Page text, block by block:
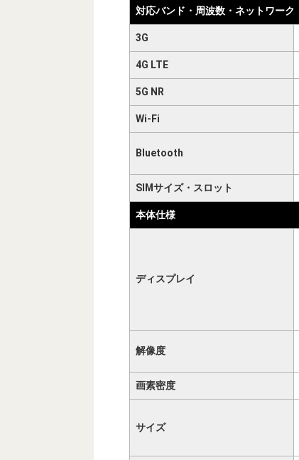
対応バンド・周波数・ネットワーク
3G
4G LTE
5G NR
Wi-Fi
Bluetooth
SIMサイズ・スロット
本体仕様
ディスプレイ
解像度
画素密度
サイズ